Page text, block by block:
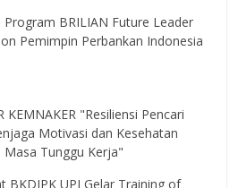
Program BRILIAN Future Leader
Pemimpin Perbankan Indonesia
KEMNAKER "Resiliensi Pencari
Motivasi dan Kesehatan
Masa Tunggu Kerja"
BKDIPK UPI Gelar Training of